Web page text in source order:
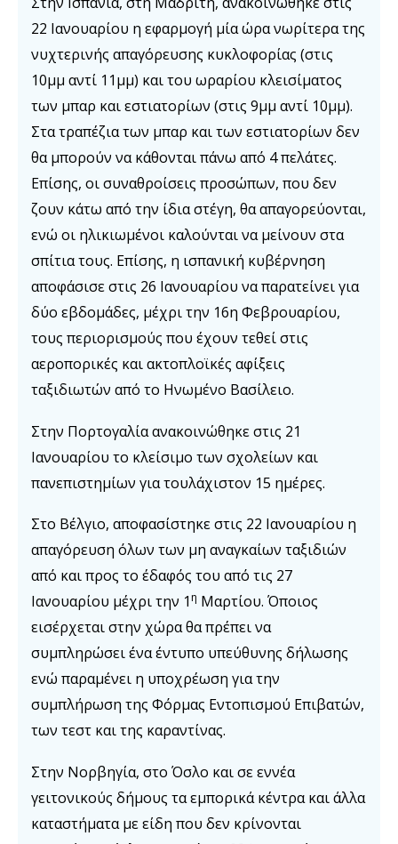
22 Ιανουαρίου η εφαρμογή μία ώρα νωρίτερα της
νυχτερινής απαγόρευσης κυκλοφορίας (στις
10μμ αντί 11μμ) και του ωραρίου κλεισίματος
των μπαρ και εστιατορίων (στις 9μμ αντί 10μμ).
Στα τραπέζια των μπαρ και των εστιατορίων δεν
θα μπορούν να κάθονται πάνω από 4 πελάτες.
Επίσης, οι συναθροίσεις προσώπων, που δεν
ζουν κάτω από την ίδια στέγη, θα απαγορεύονται,
ενώ οι ηλικιωμένοι καλούνται να μείνουν στα
σπίτια τους. Επίσης, η ισπανική κυβέρνηση
αποφάσισε στις 26 Ιανουαρίου να παρατείνει για
δύο εβδομάδες, μέχρι την 16η Φεβρουαρίου,
τους περιορισμούς που έχουν τεθεί στις
αεροπορικές και ακτοπλοϊκές αφίξεις
ταξιδιωτών από το Ηνωμένο Βασίλειο.
Στην Πορτογαλία ανακοινώθηκε στις 21
Ιανουαρίου το κλείσιμο των σχολείων και
πανεπιστημίων για τουλάχιστον 15 ημέρες.
Στο Βέλγιο, αποφασίστηκε στις 22 Ιανουαρίου η
απαγόρευση όλων των μη αναγκαίων ταξιδιών
από και προς το έδαφός του από τις 27
Ιανουαρίου μέχρι την 1η Μαρτίου. Όποιος
εισέρχεται στην χώρα θα πρέπει να
συμπληρώσει ένα έντυπο υπεύθυνης δήλωσης
ενώ παραμένει η υποχρέωση για την
συμπλήρωση της Φόρμας Εντοπισμού Επιβατών,
των τεστ και της καραντίνας.
Στην Νορβηγία, στο Όσλο και σε εννέα
γειτονικούς δήμους τα εμπορικά κέντρα και άλλα
καταστήματα με είδη που δεν κρίνονται